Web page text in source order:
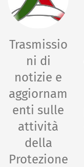
Trasmissio
ni di
notizie e
aggiornam
enti sulle
attività
della
Protezione